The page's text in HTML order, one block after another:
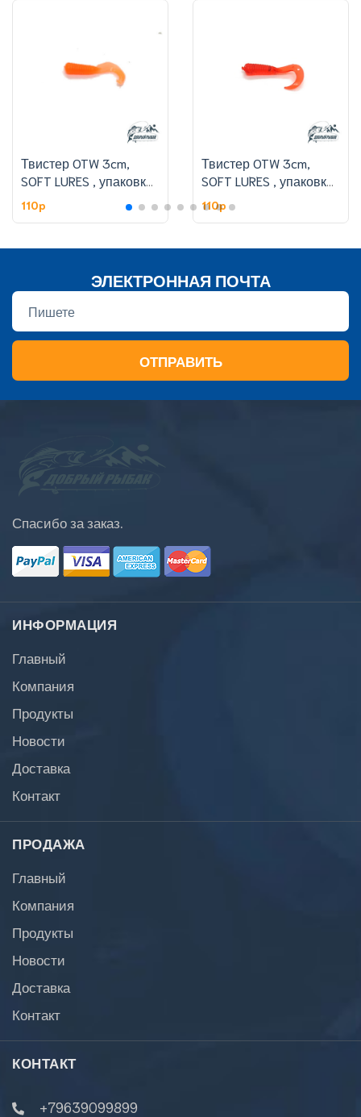
Твистер OTW 3cm,
SOFT LURES , упаковке
50 шт,цвет 308#
110p
Твистер OTW 3cm,
SOFT LURES , упаковке
50 шт,цвет 301#
110p
ЭЛЕКТРОННАЯ ПОЧТА
ОТПРАВИТЬ
Спасибо за заказ.
ИНФОРМАЦИЯ
Главный
Компания
Продукты
Новости
Доставка
Контакт
ПРОДАЖА
Главный
Компания
Продукты
Новости
Доставка
Контакт
КОНТАКТ
+79639099899